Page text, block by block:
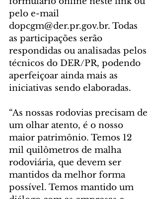
pelo e-mail
dopcgm@der.pr.gov.br. Todas
as participações serão
respondidas ou analisadas pelos
técnicos do DER/PR, podendo
aperfeiçoar ainda mais as
iniciativas sendo elaboradas.
“As nossas rodovias precisam de
um olhar atento, é o nosso
maior patrimônio. Temos 12
mil quilômetros de malha
rodoviária, que devem ser
mantidos da melhor forma
possível. Temos mantido um